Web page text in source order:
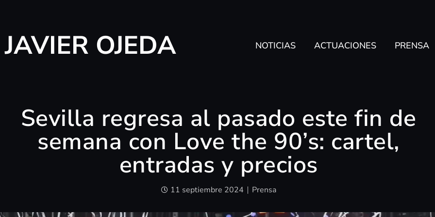
JAVIER OJEDA NOTICIAS ACTUACIONES PRENSA
Sevilla regresa al pasado este fin de
semana con Love the 90’s: cartel,
entradas y precios
11 septiembre 2024 Prensa